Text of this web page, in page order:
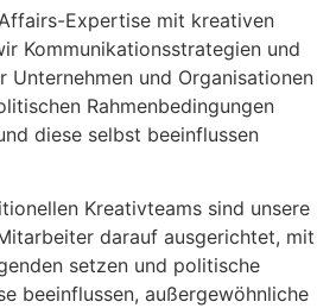
Expertise mit kreativen
Kommunikationsstrategien und
Unternehmen und Organisationen
Rahmenbedingungen
diese selbst beeinflussen
Kreativteams sind unsere
darauf ausgerichtet, mit
setzen und politische
beeinflussen, außergewöhnliche